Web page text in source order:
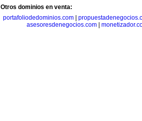
Otros dominios en venta:
portafoliodedominios.com|
asesoresdenegocios.com